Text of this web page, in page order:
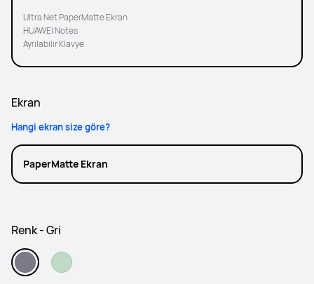
Ultra Net PaperMatte Ekran
HUAWEI Notes
Ayrılabilir Klavye
Ekran
Hangi ekran size göre?
PaperMatte Ekran
Renk - Gri